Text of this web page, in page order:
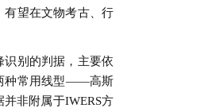
有望在文物考古、行
别的判据，主要依
种常用线型——高斯
非附属于IWERS方